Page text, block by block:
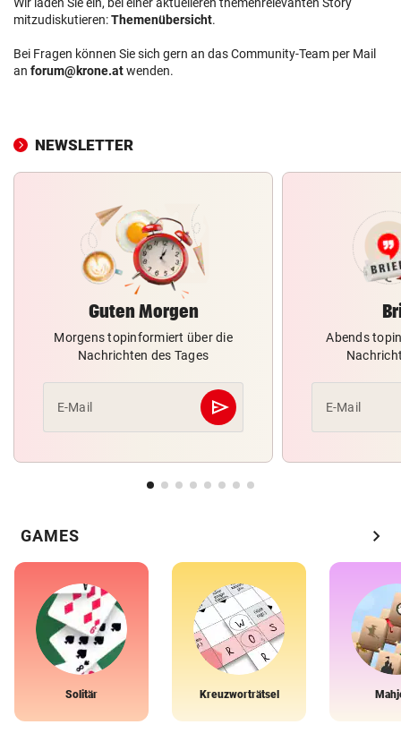
mitzudiskutieren:Themenübersicht.
Bei Fragen können Sie sich gern an das Community-Team per Mail
an forum@krone.atwenden.
NEWSLETTER
Guten Morgen
Morgens topinformiert über die
Nachrichten des Tages
E-Mail send
Abschicken
Abends
E-Mail
GAMES chevron_right
Solitär Kreuzworträtsel